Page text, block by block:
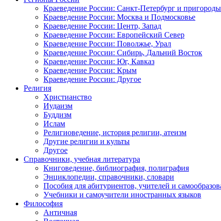
Краеведение России: Санкт-Петербург и пригороды
Краеведение России: Москва и Подмосковье
Краеведение России: Центр, Запад
Краеведение России: Европейский Север
Краеведение России: Поволжье, Урал
Краеведение России: Сибирь, Дальний Восток
Краеведение России: Юг, Кавказ
Краеведение России: Крым
Краеведение России: Другое
Религия
Христианство
Иудаизм
Буддизм
Ислам
Религиоведение, история религии, атеизм
Другие религии и культы
Другое
Справочники, учебная литература
Книговедение, библиография, полиграфия
Энциклопедии, справочники, словари
Пособия для абитуриентов, учителей и
Учебники и самоучители иностранных языков
Философия
Античная